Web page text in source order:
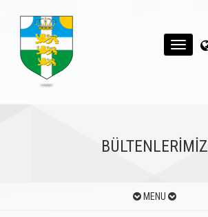
MENU
BÜLTENLERİMİZ
MENU